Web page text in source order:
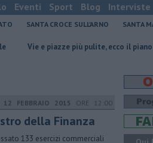
Eventi Sport Blog Interviste
SANTA CROCE SULL'ARNO SANTA
più pulite, ecco il piano sperimentale
12 FEBBRAIO 2015 ORE 12:00
della Finanza
133 esercizi commerciali